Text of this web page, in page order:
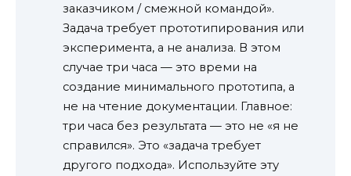
заказчиком / смежной командой».
Задача требует прототипирования или
эксперимента, а не анализа. В этом
случае три часа — это времи на
создание минимального прототипа, а
не на чтение документации. Главное:
три часа без результата — это не «я не
справился». Это «задача требует
другого подхода». Используйте эту